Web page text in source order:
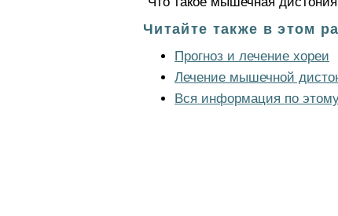
Читайте также в этом
Прогноз и лечение хореи
Лечение мышечной
Вся информация по